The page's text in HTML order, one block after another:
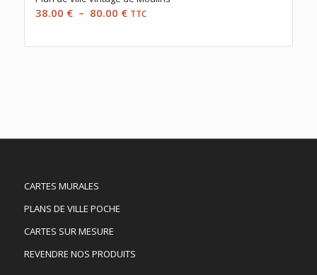
38.00 € – 80.00 €Plage
prix :
TTC
CARTES MURALES
PLANS DE VILLE POCHE
CARTES SUR MESURE
REVENDRE NOS PRODUITS